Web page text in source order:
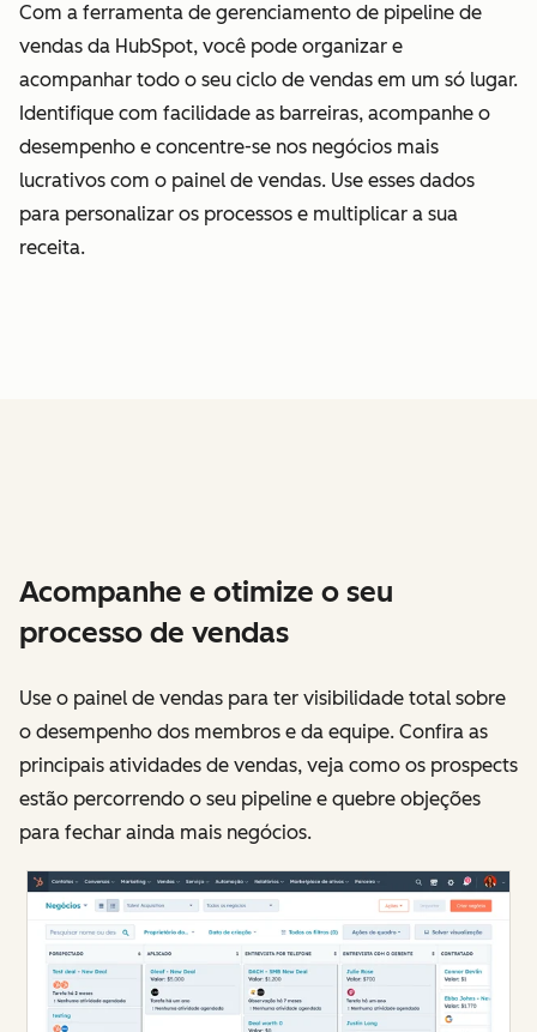
Com a ferramenta de gerenciamento de pipeline de
vendas da HubSpot, você pode organizar e
acompanhar todo o seu ciclo de vendas em um só lugar.
Identifique com facilidade as barreiras, acompanhe o
desempenho e concentre-se nos negócios mais
lucrativos com o painel de vendas. Use esses dados
para personalizar os processos e multiplicar a sua
receita.
Acompanhe e otimize o seu
processo de vendas
Use o painel de vendas para ter visibilidade total sobre
o desempenho dos membros e da equipe. Confira as
principais atividades de vendas, veja como os prospects
estão percorrendo o seu pipeline e quebre objeções
para fechar ainda mais negócios.